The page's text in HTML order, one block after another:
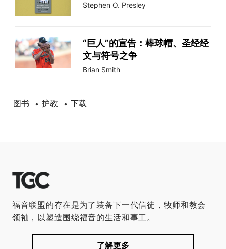
Stephen O. Presley
“巨人”的宣告：棒球帽、圣经经
文与符号之争
Brian Smith
图书 • 护教 • 下载
福音联盟的存在是为了装备下一代信徒，牧师和教会
领袖，以塑造围绕福音的生活和事工。
了解更多